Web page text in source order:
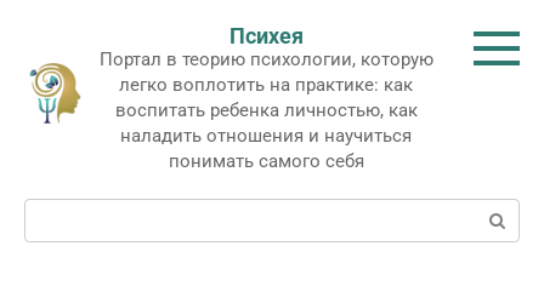
контенту
Психея
Портал в теорию психологии, которую
легко воплотить на практике: как
воспитать ребенка личностью, как
наладить отношения и научиться
понимать самого себя
Поиск: